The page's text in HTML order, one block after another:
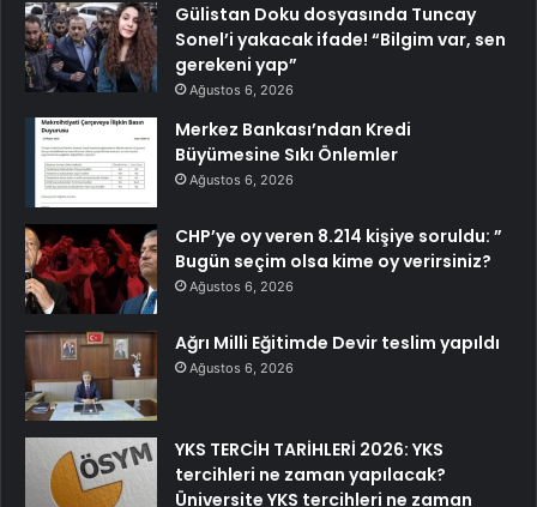
Gülistan Doku dosyasında Tuncay
Sonel’i yakacak ifade! “Bilgim var, sen
gerekeni yap”
Ağustos 6, 2026
Merkez Bankası’ndan Kredi
Büyümesine Sıkı Önlemler
Ağustos 6, 2026
CHP’ye oy veren 8.214 kişiye soruldu: ”
Bugün seçim olsa kime oy verirsiniz?
Ağustos 6, 2026
Ağrı Milli Eğitimde Devir teslim yapıldı
Ağustos 6, 2026
YKS TERCİH TARİHLERİ 2026: YKS
tercihleri ne zaman yapılacak?
Üniversite YKS tercihleri ne zaman